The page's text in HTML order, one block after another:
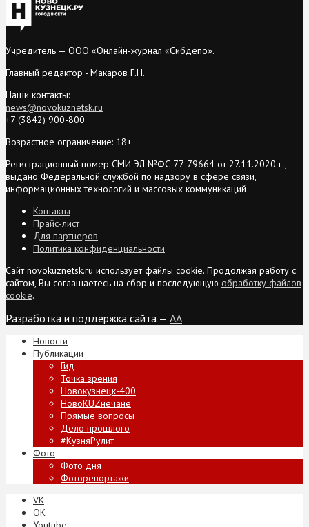
Учредитель — ООО «Онлайн-журнал «Сибдепо».
Главный редактор - Макаров Г.Н.
Наши контакты:
news@novokuznetsk.ru
+7 (3842) 900-800
Возрастное ограничение: 18+
Регистрационный номер СМИ ЭЛ №ФС 77-79664 от 27.11.2020 г.,
выдано Федеральной службой по надзору в сфере связи,
информационных технологий и массовых коммуникаций
Контакты
Прайс-лист
Для партнеров
Политика конфиденциальности
Сайт novokuznetsk.ru использует файлы cookie. Продолжая работу с
сайтом, Вы соглашаетесь на сбор и последующую обработку файлов
cookie.
Разработка и поддержка сайта — AA
Новости
Публикации
Гид
Точка зрения
Новокузнецк-400
НовоKUZнечане
Прямые вопросы
Дело прошлого
#КузняРулит
Фото
Фото дня
Фоторепортажи
VK
ОК